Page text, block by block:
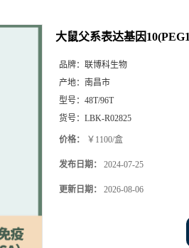
大鼠父系表达基因
品牌： 联博科生物
产地： 南昌市
型号： 48T/96T
货号： LBK-R02825
价格： ￥1100/盒
发布日期： 2024-07-25
更新日期： 2026-08-06